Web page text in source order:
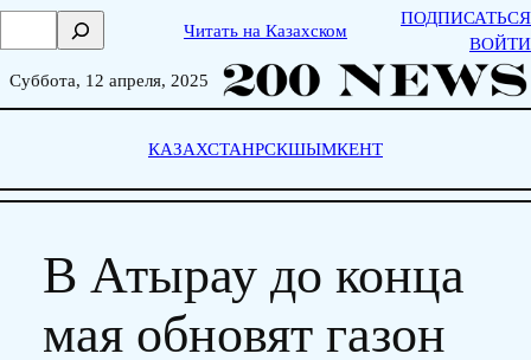
Skip
о
Читать на Казахском
ПОДПИСАТЬСЯ
ВОЙТИ
Суббота, 12 апреля, 2025
КАЗАХСТАНРСКШЫМКЕНТ
В Атырау до конца
мая обновят газон